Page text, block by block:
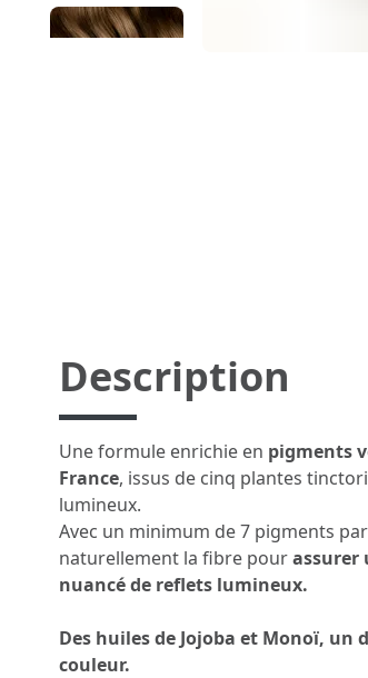
Description
Une formule enrichie en pigments
France, issus de cinq plantes
lumineux.
Avec un minimum de 7 pigments
naturellement la fibre pourassurer
nuancé de reflets lumineux.
Des huiles de Jojoba et Monoï,
couleur.